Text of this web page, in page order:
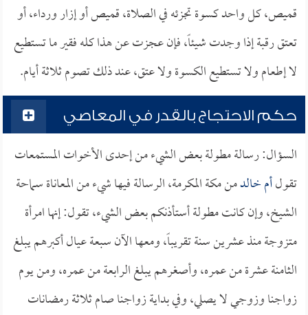
قميص، كل واحد كسوة تجزئه في الصلاة، قميص أو إزار ورداء، أو
تعتق رقبة إذا وجدت شيئاً، فإن عجزت عن هذا كله فقير ما تستطيع
لا إطعام ولا تستطيع الكسوة ولا عتق، عند ذلك تصوم ثلاثة أيام.
حكم الاحتجاج بالقدر في المعاصي
السؤال: رسالة مطولة بعض الشيء من إحدى الأخوات المستمعات
تقولأم خالدمن مكة المكرمة، الرسالة فيها شيء من المعاناة سماحة
الشيخ، وإن كانت مطولة أستأذنكم بعض الشيء، تقول: إنها امرأة
متزوجة منذ عشرين سنة تقريباً، ومعها الآن سبعة عيال أكبرهم يبلغ
الثامنة عشرة من عمره، وأصغرهم يبلغ الرابعة من عمره، ومن يوم
زواجنا وزوجي لا يصلي، وفي بداية زواجنا صام ثلاثة رمضانات